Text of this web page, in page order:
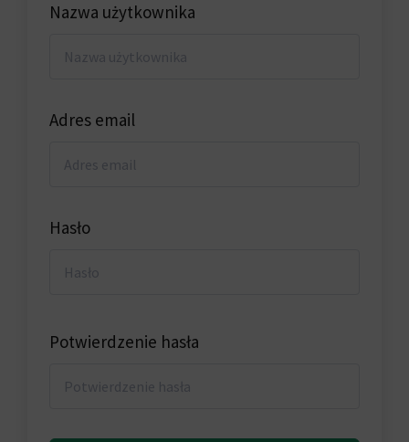
Nazwa użytkownika
Adres email
Hasło
Potwierdzenie hasła